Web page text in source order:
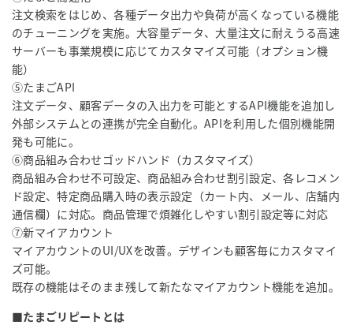
注文検索をはじめ、各種データ出力や負荷が高くなっている機能
のチューニングを実施。大容量データ、大量注文に耐えうる高速
サーバーも事業規模に応じてカスタマイズ可能（オプション機
能）
⑤たまごAPI
注文データ、顧客データの入出力を可能とするAPI機能を追加し
外部システムとの連携が完全自動化。APIを利用した個別機能開
発も可能に。
⑥商品組み合わせゴッドハンド（カスタマイズ）
商品組み合わせ不可設定、商品組み合わせ割引設定、各レコメン
ド設定、特定商品購入時の表示設定（カート内、メール、店舗内
通信欄）に対応。商品管理で煩雑化しやすい割引設定等に対応
⑦新マイアカウント
マイアカウントのUI/UXを改善。デザインも顧客毎にカスタマイ
ズ可能。
既存の機能はそのまま残して新たなマイアカウント機能を追加。
■たまごリピートとは